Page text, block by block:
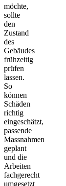
möchte,
sollte
den
Zustand
des
Gebäudes
frühzeitig
prüfen
lassen.
So
können
Schäden
richtig
eingeschätzt,
passende
Massnahmen
geplant
und die
Arbeiten
fachgerecht
umgesetzt